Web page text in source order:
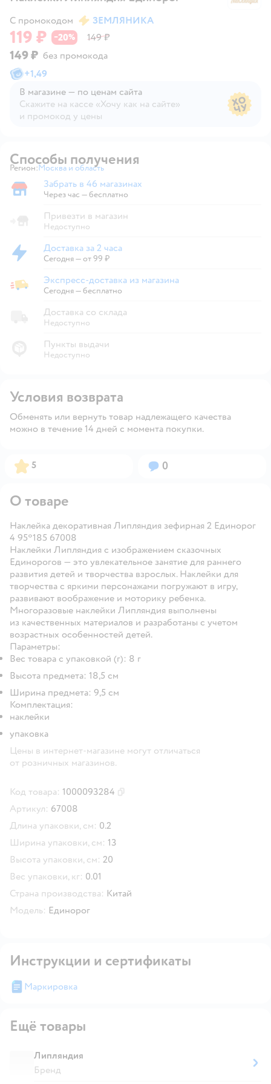
С промокодом
ЗЕМЛЯНИКА
119 ₽ −20% 149 ₽
149 ₽ без промокода
+1,49
В магазине — по ценам сайта
Скажите на кассе «Хочу как на сайте»
и промокод у цены
Способы получения
Регион: Выбор адреса доставки.
Москва и область
Забрать в магазине
Забрать в 46 магазинах
Через час — бесплатно
Привезти в магазин
Недоступно
Доставка за 2 часа
Доставка за 2 часа
Сегодня—от 99 ₽
Экспресс-доставка из магазина
Экспресс-доставка из магазина
Сегодня—бесплатно
Доставка со склада
Недоступно
Пункты выдачи
Недоступно
Условия возврата
Обменять или вернуть товар надлежащего качества
можно в течение 14 дней с момента покупки.
Рейтинг:
5 Вопросов:
0
О товаре
Наклейка декоративная Липляндия зефирная 2 Единорог
4 95*185 67008
Наклейки Липляндия с изображением сказочных
Единорогов — это увлекательное занятие для раннего
развития детей и творчества взрослых. Наклейки для
творчества с яркими персонажами погружают в игру,
развивают воображение и моторику ребенка.
Многоразовые наклейки Липляндия выполнены
из качественных материалов и разработаны с учетом
возрастных особенностей детей.
Параметры:
Вес товара с упаковкой (г): 8 г
Высота предмета: 18,5 см
Ширина предмета: 9,5 см
Комплектация:
наклейки
упаковка
Цены в интернет-магазине могут отличаться
от розничных магазинов.
Код товара: 1000093284
Артикул: 67008
Длина упаковки, см: 0.2
Ширина упаковки, см: 13
Высота упаковки, см: 20
Вес упаковки, кг: 0.01
Страна производства: Китай
Модель: Единорог
Инструкции и сертификаты
Маркировка
Ещё товары
Липляндия
Бренд